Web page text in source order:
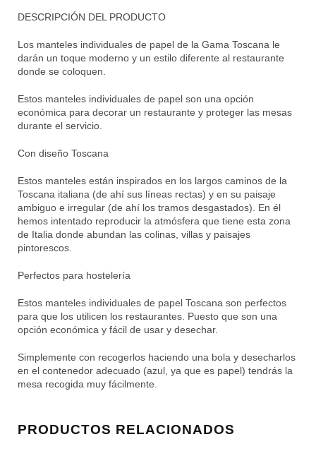
DESCRIPCIÓN DEL PRODUCTO
Los manteles individuales de papel de la Gama Toscana le
darán un toque moderno y un estilo diferente al restaurante
donde se coloquen.
Estos manteles individuales de papel son una opción
económica para decorar un restaurante y proteger las mesas
durante el servicio.
Con diseño Toscana
Estos manteles están inspirados en los largos caminos de la
Toscana italiana (de ahí sus líneas rectas) y en su paisaje
ambiguo e irregular (de ahí los tramos desgastados). En él
hemos intentado reproducir la atmósfera que tiene esta zona
de Italia donde abundan las colinas, villas y paisajes
pintorescos.
Perfectos para hostelería
Estos manteles individuales de papel Toscana son perfectos
para que los utilicen los restaurantes. Puesto que son una
opción económica y fácil de usar y desechar.
Simplemente con recogerlos haciendo una bola y desecharlos
en el contenedor adecuado (azul, ya que es papel) tendrás la
mesa recogida muy fácilmente.
PRODUCTOS RELACIONADOS